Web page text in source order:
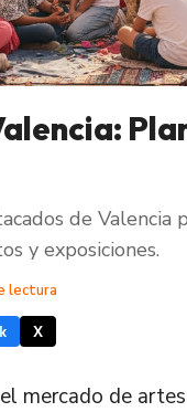
de
y exposiciones.
lectura
X
mercado de